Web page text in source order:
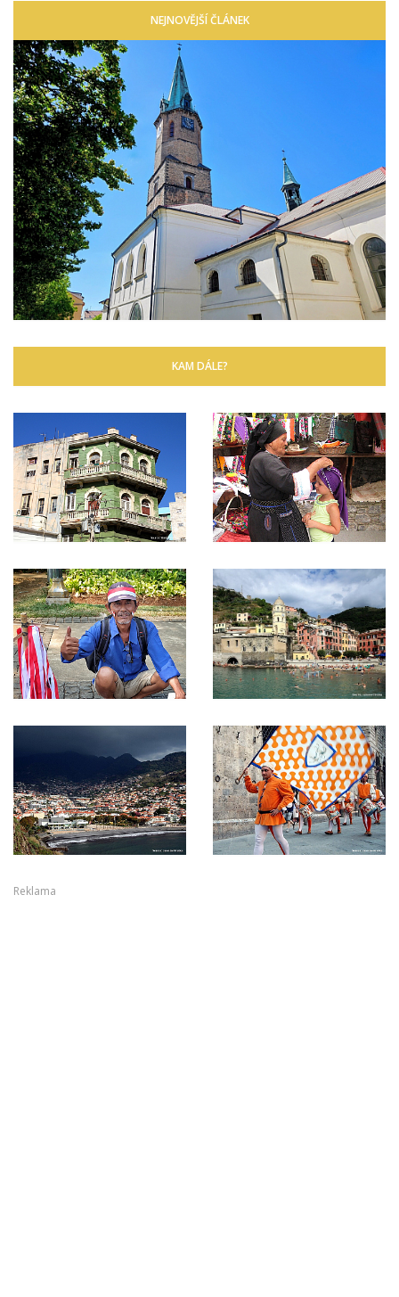
NEJNOVĚJŠÍ ČLÁNEK
KAM DÁLE?
Reklama